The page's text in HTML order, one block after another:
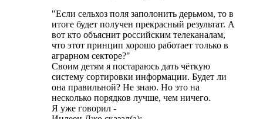
"Если сельхоз поля заполонить дерьмом, то в
итоге будет получен прекрасный результат. А
вот кто объяснит российским телеканалам,
что этот принцип хорошо работает только в
аграрном секторе?"
Своим детям я постараюсь дать чёткую
систему сортировки информации. Будет ли
она правильной? Не знаю. Но это на
несколько порядков лучше, чем ничего.
Я уже говорил -